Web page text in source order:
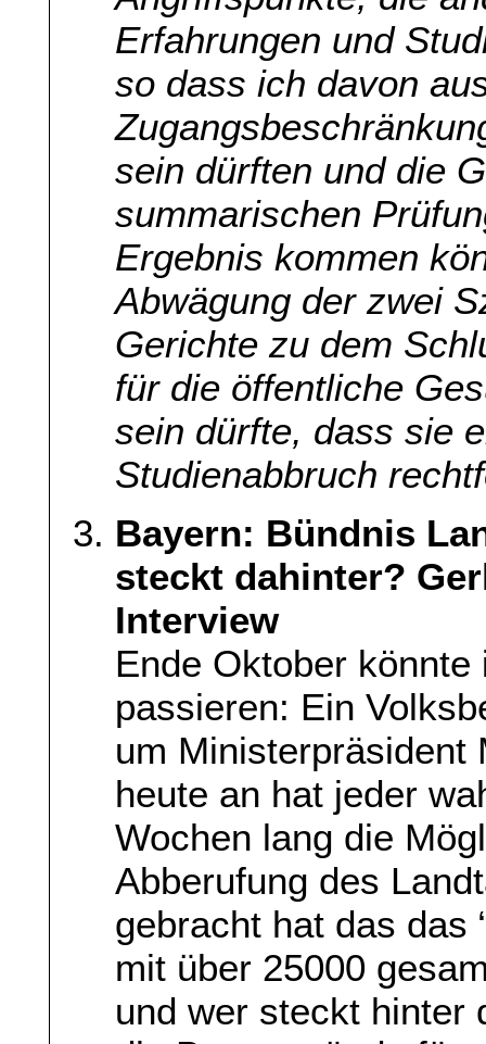
Erfahrungen und
so dass ich davon
sein dürften und die
summarischen
Ergebnis kommen
Abwägung der zwei
Gerichte zu dem
für die öffentliche
sein dürfte, dass sie
Studienabbruch
Bayern: Bündnis
steckt dahinter?
Interview
Ende Oktober
passieren: Ein
um Ministerpräsident
heute an hat jeder
Wochen lang die
Abberufung des
gebracht hat das das
mit über 25000
und wer steckt hinter